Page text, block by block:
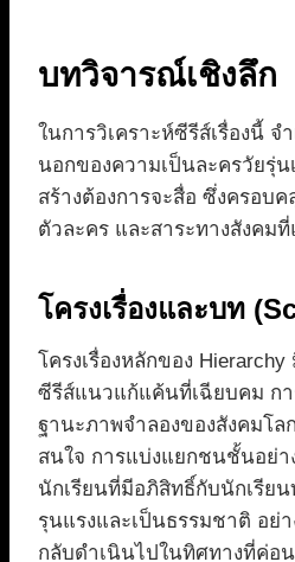
บทวิจารณ์เชิงลึก
ในการวิเคราะห์ซีรีส์เรื่องนี้ จ
นอกของความเป็นละครวัยรุ่
สร้างต้องการจะสื่อ ซึ่งครอบค
ตัวละคร และสาระทางสังคมที่
โครงเรื่องและบท
โครงเรื่องหลักของ
ซีรีส์แนวแก้แค้นที่เฉียบคม กา
ฐานะภาพจำลองของสังคมโ
สนใจ การแบ่งแยกชนชั้นอย่า
นักเรียนที่มีอภิสิทธิ์กับนักเรีย
รุนแรงและเป็นธรรมชาติ อย่
กลับดำเนินไปในทิศทางที่ค่อ